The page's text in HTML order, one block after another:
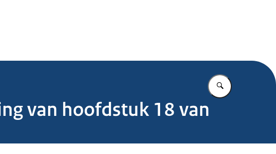
Vul in wat u
van hoofdstuk 18 van